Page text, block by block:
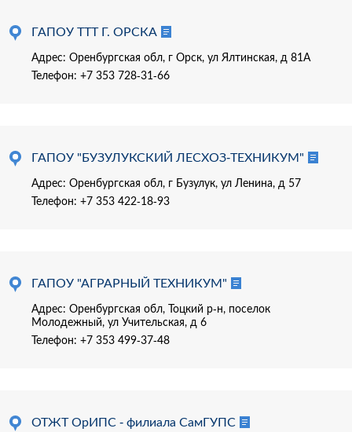
ГАПОУ ТТТ Г. ОРСКА
Адрес: Оренбургская обл, г Орск, ул Ялтинская, д 81А
Телефон: +7 353 728-31-66
ГАПОУ "БУЗУЛУКСКИЙ ЛЕСХОЗ-ТЕХНИКУМ"
Адрес: Оренбургская обл, г Бузулук, ул Ленина, д 57
Телефон: +7 353 422-18-93
ГАПОУ "АГРАРНЫЙ ТЕХНИКУМ"
Адрес: Оренбургская обл, Тоцкий р-н, поселок
Молодежный, ул Учительская, д 6
Телефон: +7 353 499-37-48
ОТЖТ ОрИПС - филиала СамГУПС